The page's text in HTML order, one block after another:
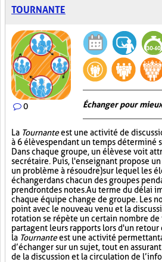
TOURNANTE
0 Échanger pour
La Tournanteest une activité de
à 6 élèves pendant un temps déterminé
Dans chaque groupe, un élève se voit
secrétaire. Puis, l'enseignant propose
un problème à résoudre) sur lequel les
échanger dans chacun des groupes
prendront des notes. Au terme du délai
chaque équipe change de groupe. Les
point avec le nouveau venu et la
rotation se répète un certain nombre de
partagent leurs rapports lors d'un retour
la Tournanteest une activité permettant
d’échanger sur un sujet, tout en
de la discussion et la circulation de